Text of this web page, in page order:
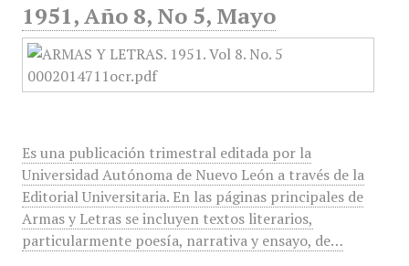
1951, Año 8, No 5, Mayo
Es una publicación trimestral editada por la
Universidad Autónoma de Nuevo León a través de la
Editorial Universitaria. En las páginas principales de
Armas y Letras se incluyen textos literarios,
particularmente poesía, narrativa y ensayo, de…